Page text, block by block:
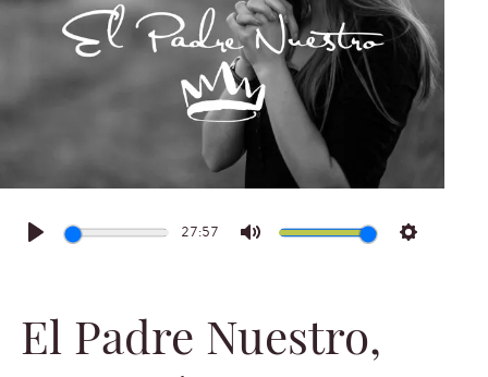
Play
27:57
Mute Settings
El Padre Nuestro,